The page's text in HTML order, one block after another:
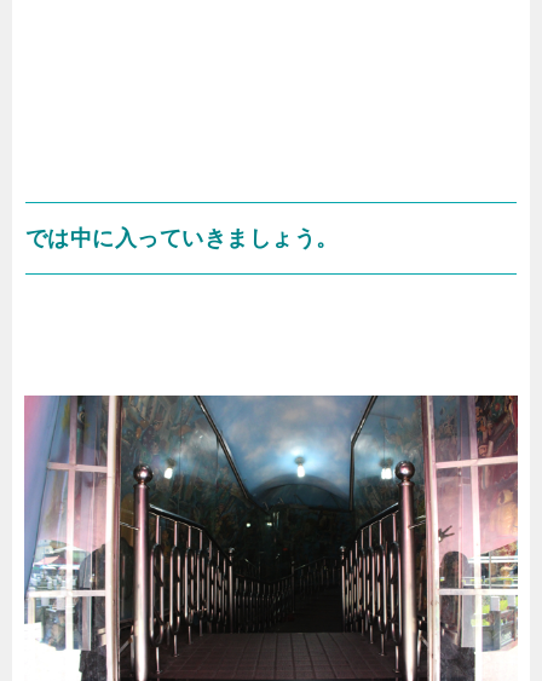
では中に入っていきましょう。